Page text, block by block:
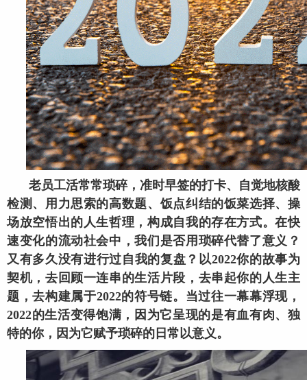
老员工活常常琐碎，准时早签的打卡、自觉地核酸
检测、用力思索的高数题、饭点纠结的饭菜选择、操
场放空悟出的人生哲理，构成自我的存在方式。在快
速变化的流动社会中，我们是否用琐碎代替了意义？
又有多久没有进行过自我的复盘？以2022你的故事为
契机，去回顾一连串的生活片段，去串起你的人生主
题，去构建属于2022的符号链。当过往一幕幕浮现，
2022的生活变得饱满，因为它呈现的是有血有肉、独
特的你，因为它赋予琐碎的日常以意义。